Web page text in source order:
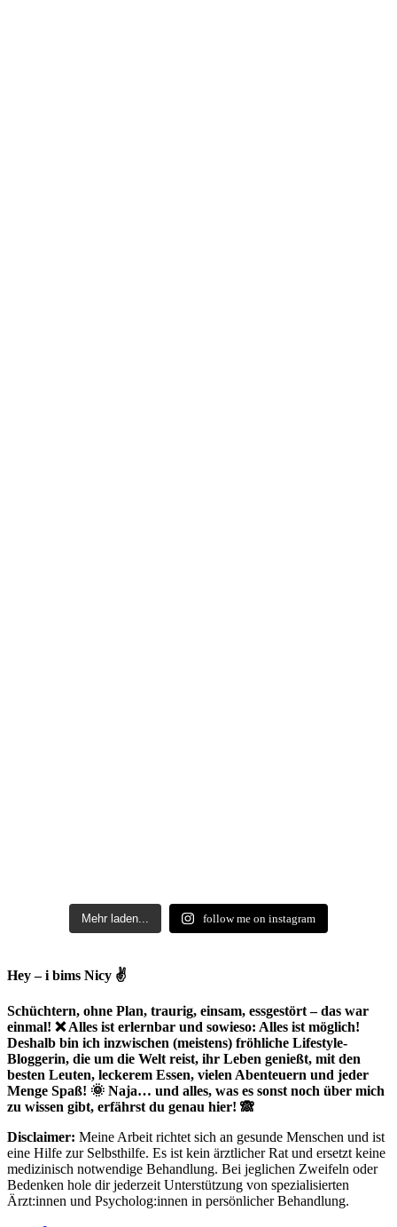
Mehr laden... follow me on instagram
Hey – i bims Nicy ✌
Schüchtern, ohne Plan, traurig, einsam, essgestört – das war
einmal! ❌ Alles ist erlernbar und sowieso: Alles ist möglich!
Deshalb bin ich inzwischen (meistens) fröhliche Lifestyle-
Bloggerin, die um die Welt reist, ihr Leben genießt, mit den
besten Leuten, leckerem Essen, vielen Abenteuern und jeder
Menge Spaß! 🌞 Naja… und alles, was es sonst noch über mich
zu wissen gibt, erfährst du genau hier! 🙈
Disclaimer: Meine Arbeit richtet sich an gesunde Menschen und ist
eine Hilfe zur Selbsthilfe. Es ist kein ärztlicher Rat und ersetzt keine
medizinisch notwendige Behandlung. Bei jeglichen Zweifeln oder
Bedenken hole dir jederzeit Unterstützung von spezialisierten
Ärzt:innen und Psycholog:innen in persönlicher Behandlung.